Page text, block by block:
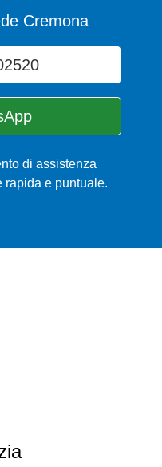
Cremona
di assistenza
rapida e puntuale.